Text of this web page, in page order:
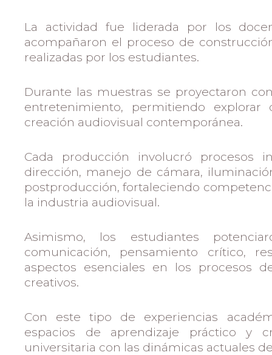
La actividad fue liderada por los
acompañaron el proceso de
realizadas por los estudiantes.
Durante las muestras se proyectaron
entretenimiento, permitiendo
creación audiovisual contemporánea.
Cada producción involucró procesos
dirección, manejo de cámara,
postproducción, fortaleciendo
la industria audiovisual.
Asimismo, los estudiantes
comunicación, pensamiento crítico,
aspectos esenciales en los procesos
creativos.
Con este tipo de experiencias
espacios de aprendizaje práctico y
universitaria con las dinámicas actuales